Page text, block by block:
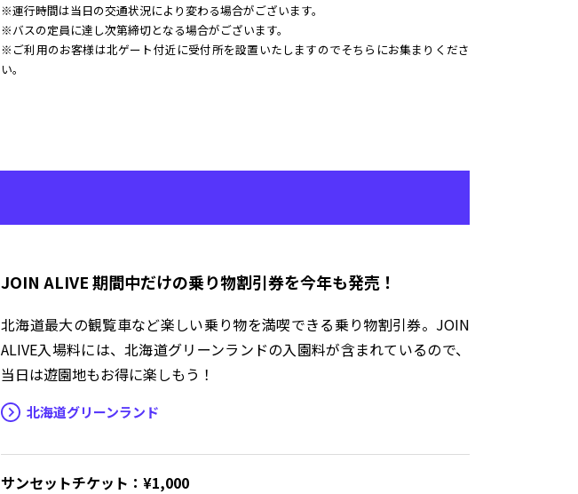
※運行時間は当日の交通状況により変わる場合がございます。
※バスの定員に達し次第締切となる場合がございます。
※ご利用のお客様は北ゲート付近に受付所を設置いたしますのでそちらにお集まりくださ
い。
JOIN ALIVE 期間中だけの乗り物割引券を今年も発売！
北海道最大の観覧車など楽しい乗り物を満喫できる乗り物割引券。JOIN
ALIVE入場料には、北海道グリーンランドの入園料が含まれているので、
当日は遊園地もお得に楽しもう！
北海道グリーンランド
サンセットチケット：¥1,000